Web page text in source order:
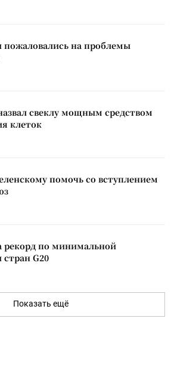
пожаловались на проблемы
свеклу мощным средством
клеток
помочь со вступлением
рекорд по минимальной
стран G20
Показать ещё